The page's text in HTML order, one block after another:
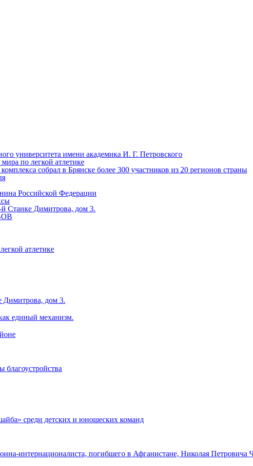
университета имени академика И. Г. Петровского
по легкой атлетике
собрал в Брянске более 300 участников из 20 регионов страны
Российской Федерации
Станке Димитрова, дом 3.
атлетике
Димитрова, дом 3.
единый механизм.
благоустройства
среди детских и юношеских команд
интернационалиста, погибшего в Афганистане, Николая Петровича